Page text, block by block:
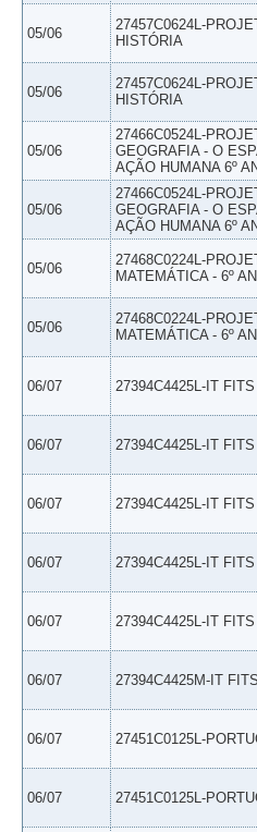
05/06
27457C0624L-
HISTÓRIA
05/06
27457C0624L-
HISTÓRIA
05/06
27466C0524L-
GEOGRAFIA - O
AÇÃO HUMANA 6º
05/06
27466C0524L-
GEOGRAFIA - O
AÇÃO HUMANA 6º
05/06
27468C0224L-
MATEMÁTICA - 6º
05/06
27468C0224L-
MATEMÁTICA - 6º
06/07 27394C4425L-IT
06/07 27394C4425L-IT
06/07 27394C4425L-IT
06/07 27394C4425L-IT
06/07 27394C4425L-IT
06/07 27394C4425M-IT
06/07 27451C0125L-
06/07 27451C0125L-